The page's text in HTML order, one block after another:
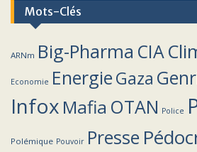
Mots-Clés
ARNm Big-Pharma CIA
Economie EnergieGaza
Infox Mafia OTAN Police
Polémique Pouvoir Presse